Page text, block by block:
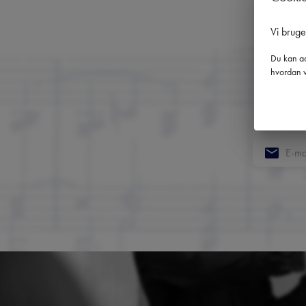
Vi
Du kan
hvordan